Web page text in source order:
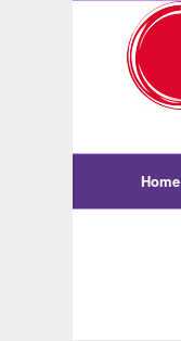
Home